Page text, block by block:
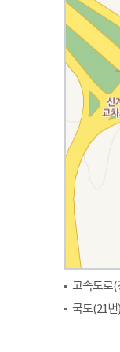
고속도로(
국도(21번